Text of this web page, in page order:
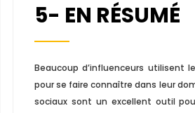
5- EN RÉSUMÉ
Beaucoup d’influenceurs utilisent
pour se faire connaître dans leur
sociaux sont un excellent outil